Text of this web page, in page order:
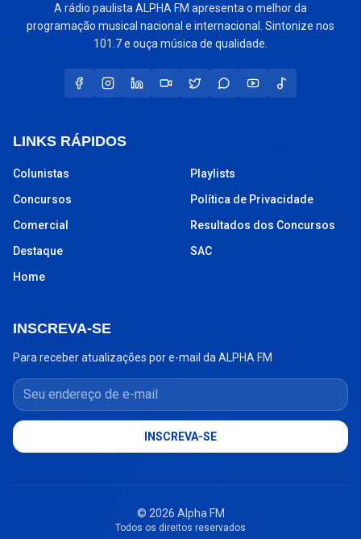
A rádio paulista ALPHA FM apresenta o melhor da
programação musical nacional e internacional. Sintonize nos
101.7 e ouça música de qualidade.
LINKS RÁPIDOS
Colunistas
Concursos
Comercial
Destaque
Home
Playlists
Política de Privacidade
Resultados dos Concursos
SAC
INSCREVA-SE
Para receber atualizações por e-mail da ALPHA FM
Seu endereço de e-mail
INSCREVA-SE
© 2026 Alpha FM
Todos os direitos reservados